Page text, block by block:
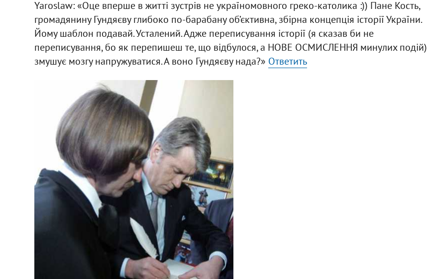
Yaroslaw: «Оце вперше в житті зустрів не україномовного греко-католика :)) Пане Кость,
громадянину Гундяєву глибоко по-барабану об’єктивна, збірна концепція історії України.
Йому шаблон подавай. Усталений. Адже переписування історії (я сказав би не
переписування, бо як перепишеш те, що відбулося, а НОВЕ ОСМИСЛЕННЯ минулих подій)
змушує мозгу напружуватися. А воно Гундяєву нада?» Ответить